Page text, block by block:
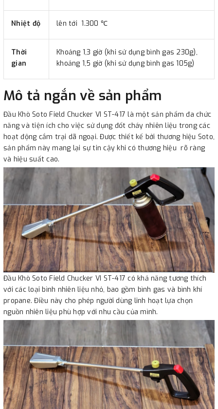
Nhiệt độ lên tới 1.300 ℃
Thời
gian
Khoảng 1,3 giờ (khi sử dụng bình gas 230g),
khoảng 1,5 giờ (khi sử dụng bình gas 105g)
Mô tả ngắn về sản phẩm
Đầu Khò Soto Field Chucker VI ST-417 là một sản phẩm đa chức
năng và tiện ích cho việc sử dụng đốt cháy nhiên liệu trong các
hoạt động cắm trại dã ngoại. Được thiết kế bởi thương hiệu Soto,
sản phẩm này mang lại sự tin cậy khi có thương hiệu rõ ràng
và hiệu suất cao.
Đầu Khò Soto Field Chucker VI ST-417 có khả năng tương thích
với các loại bình nhiên liệu nhỏ, bao gồm bình gas và bình khí
propane. Điều này cho phép người dùng linh hoạt lựa chọn
nguồn nhiên liệu phù hợp với nhu cầu của mình.